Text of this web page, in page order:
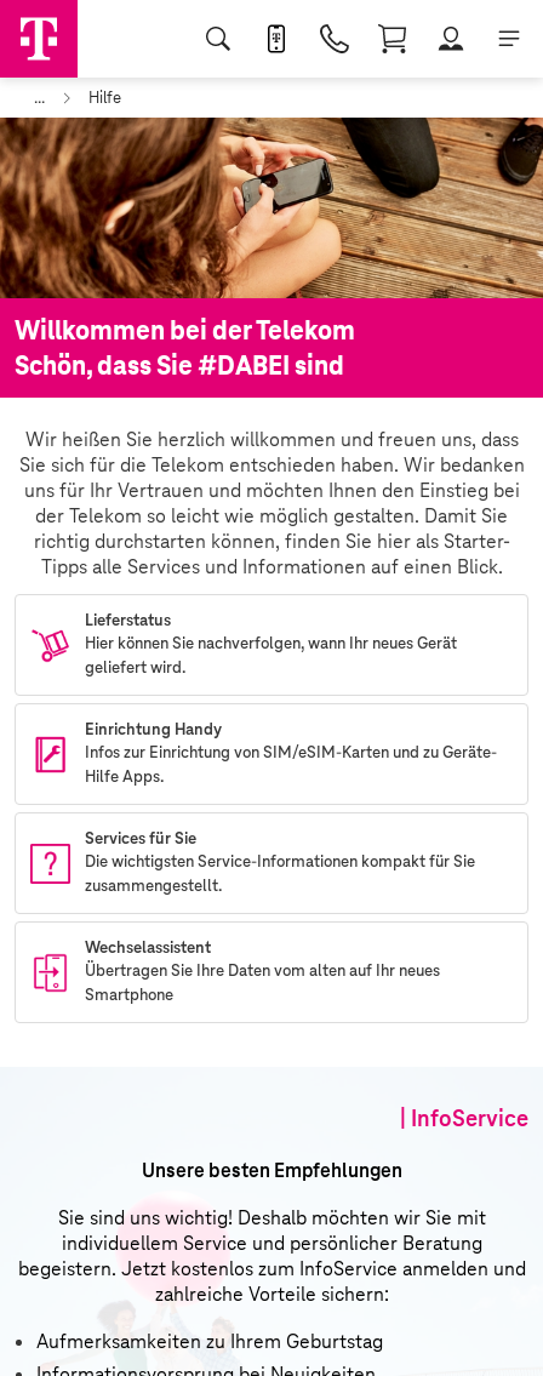
... Hilfe
Willkommen bei der Telekom
Schön, dass Sie #DABEI sind
Wir heißen Sie herzlich willkommen und freuen uns, dass
Sie sich für die Telekom entschieden haben. Wir bedanken
uns für Ihr Vertrauen und möchten Ihnen den Einstieg bei
der Telekom so leicht wie möglich gestalten. Damit Sie
richtig durchstarten können, finden Sie hier als Starter-
Tipps alle Services und Informationen auf einen Blick.
Lieferstatus
Hier können Sie nachverfolgen, wann Ihr neues Gerät
geliefert wird.
Einrichtung Handy
Infos zur Einrichtung von SIM/eSIM-Karten und zu Geräte-
Hilfe Apps.
Services für Sie
Die wichtigsten Service-Informationen kompakt für Sie
zusammengestellt.
Wechselassistent
Übertragen Sie Ihre Daten vom alten auf Ihr neues
Smartphone
| InfoService
Unsere besten Empfehlungen
Sie sind uns wichtig! Deshalb möchten wir Sie mit
individuellem Service und persönlicher Beratung
begeistern. Jetzt kostenlos zum InfoService anmelden und
zahlreiche Vorteile sichern:
Aufmerksamkeiten zu Ihrem Geburtstag